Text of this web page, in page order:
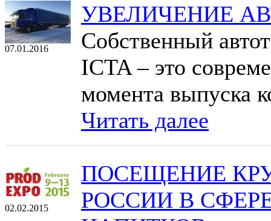
07.01.2016
УВЕЛИЧЕНИЕ
Собственный
ICTA – это
момента выпуска
Читать далее
02.02.2015
ПОСЕЩЕНИЕ
РОССИИ В